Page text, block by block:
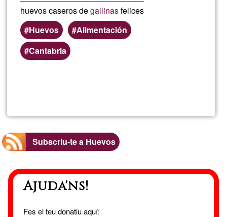
huevos caseros degallinasfelices
Huevos
Alimentación
Cantabria
Subscriu-te a Huevos
Ajuda'ns!
Fes el teu donatiu aquí: